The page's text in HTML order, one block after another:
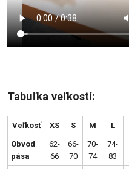
Tabuľka veľkostí:
Veľkosť XS S M L
Obvod
pása
62-
66
66-
70
70-
74
74-
83